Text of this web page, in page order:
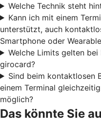
Welche Technik steht
Kann ich mit einem
unterstützt, auch
Smartphone oder
Welche Limits gelten
girocard?
Sind beim kontaktlosen
einem Terminal
möglich?
Das könnte Sie